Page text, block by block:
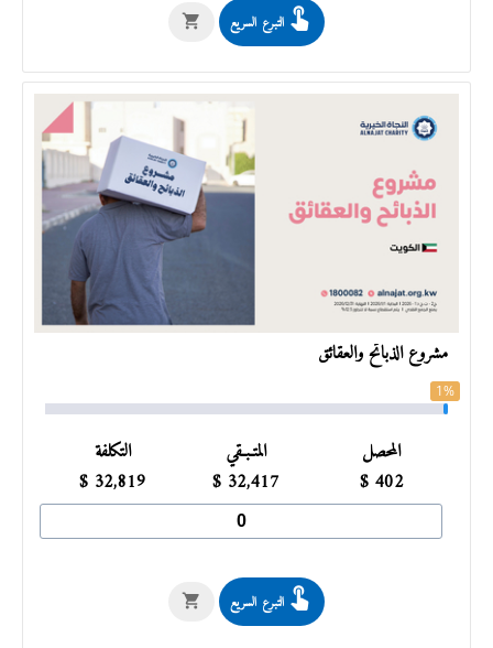
التبرع السريع
مشروع الذبائح والعقائق
1%
المحصل
402
$
المتـبـقي
32,417
$
التكلفة
32,819
$
التبرع السريع